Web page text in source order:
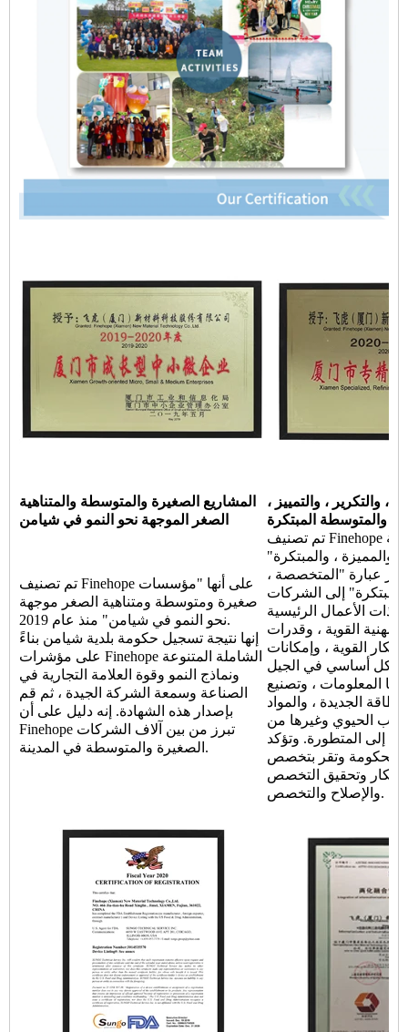
المشاريع الصغيرة والمتوسطة والمتناهية
الصغر الموجهة نحو النمو في شيامن
والتكرير ، والتمييز ،
والمتوسطة المبتكرة
تم تصنيف Finehope على أنها "مؤسسات
صغيرة ومتوسطة ومتناهية الصغر موجهة
نحو النمو في شيامن" منذ عام 2019.
إنها نتيجة تسجيل حكومة بلدية شيامن بناءً
على مؤشرات Finehope الشاملة المتنوعة
ونماذج النمو وقوة العلامة التجارية في
الصناعة وسمعة الشركة الجيدة ، ثم قم
بإصدار هذه الشهادة. إنه دليل على أن
Finehope تبرز من بين آلاف الشركات
الصغيرة والمتوسطة في المدينة.
تم تصنيف Finehope على أنها "شركة Xiamen
والمميزة ، والمبتكرة"
عام 2020. تشير عبارة "المتخصصة ،
والمبتكرة" إلى الشركات
ذات الأعمال الرئيسية
القوية ، وقدرات
القوية ، وإمكانات
بشكل أساسي في الجيل
المعلومات ، وتصنيع
الجديدة ، والمواد
الحيوي وغيرها من
إلى المتطورة. وتؤكد
الحكومة وتقر بتخصص Finehope ، والابتكار
وتحقيق التخصص
والإصلاح والتخصص.